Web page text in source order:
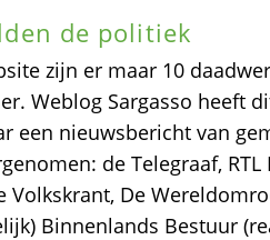
de politiek
zijn er maar 10
Weblog Sargasso heeft
een nieuwsbericht van
de Telegraaf, RTL
Volkskrant, De
Binnenlands Bestuur